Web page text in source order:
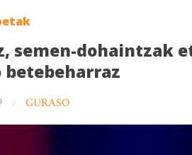
semen-dohaintzak
GURASO